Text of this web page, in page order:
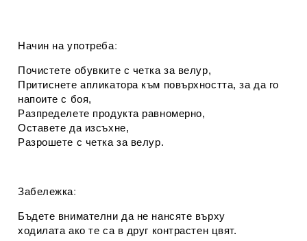
Начин на употреба:
Почистете обувките с четка за велур,
Притиснете апликатора към повърхността, за да го
напоите с боя,
Разпределете продукта равномерно,
Оставете да изсъхне,
Разрошете с четка за велур.
Забележка:
Бъдете внимателни да не нансяте върху
ходилата ако те са в друг контрастен цвят.